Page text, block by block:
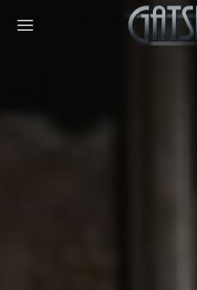
Cookies management panel